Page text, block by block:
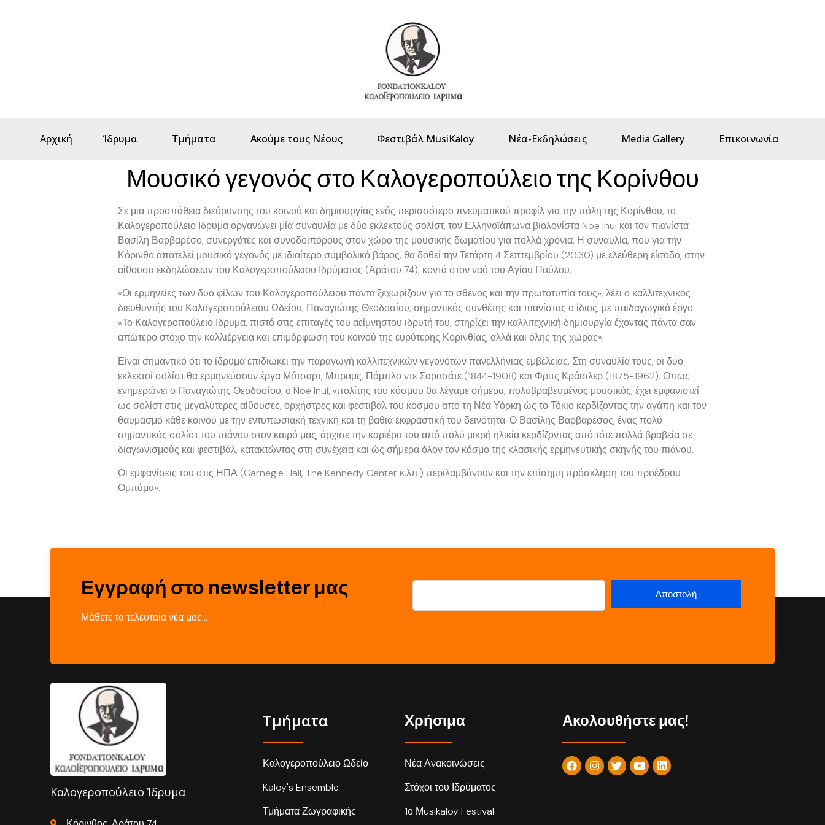
Αρχική Ίδρυμα Τμήματα Ακούμε τους Νέους Φεστιβάλ MusiKaloy Νέα-Εκδηλώσεις Media Gallery Επικοινωνία
Μουσικό γεγονός στο Καλογεροπούλειο της Κορίνθου
Σε μια προσπάθεια διεύρυνσης του κοινού και δημιουργίας ενός περισσότερο πνευματικού προφίλ για την πόλη της Κορίνθου, το
Καλογεροπούλειο Ιδρυμα οργανώνει μία συναυλία με δύο εκλεκτούς σολίστ, τον Ελληνοϊάπωνα βιολονίστα Noe Inui και τον πιανίστα
Βασίλη Βαρβαρέσο, συνεργάτες και συνοδοιπόρους στον χώρο της μουσικής δωματίου για πολλά χρόνια. Η συναυλία, που για την
Κόρινθο αποτελεί μουσικό γεγονός με ιδιαίτερο συμβολικό βάρος, θα δοθεί την Τετάρτη 4 Σεπτεμβρίου (20.30) με ελεύθερη είσοδο, στην
αίθουσα εκδηλώσεων του Καλογεροπούλειου Ιδρύματος (Αράτου 74), κοντά στον ναό του Αγίου Παύλου.
«Οι ερμηνείες των δύο φίλων του Καλογεροπούλειου πάντα ξεχωρίζουν για το σθένος και την πρωτοτυπία τους», λέει ο καλλιτεχνικός
διευθυντής του Καλογεροπούλειου Ωδείου, Παναγιώτης Θεοδοσίου, σημαντικός συνθέτης και πιανίστας ο ίδιος, με παιδαγωγικό έργο.
«Το Καλογεροπούλειο Ιδρυμα, πιστό στις επιταγές του αείμνηστου ιδρυτή του, στηρίζει την καλλιτεχνική δημιουργία έχοντας πάντα σαν
απώτερο στόχο την καλλιέργεια και επιμόρφωση του κοινού της ευρύτερης Κορινθίας, αλλά και όλης της χώρας».
Είναι σημαντικό ότι το ίδρυμα επιδιώκει την παραγωγή καλλιτεχνικών γεγονότων πανελλήνιας εμβέλειας. Στη συναυλία τους, οι δύο
εκλεκτοί σολίστ θα ερμηνεύσουν έργα Μότσαρτ, Μπραμς, Πάμπλο ντε Σαρασάτε (1844-1908) και Φριτς Κράισλερ (1875-1962). Οπως
ενημερώνει ο Παναγιώτης Θεοδοσίου, ο Noe Inui, «πολίτης του κόσμου θα λέγαμε σήμερα, πολυβραβευμένος μουσικός, έχει εμφανιστεί
ως σολίστ στις μεγαλύτερες αίθουσες, ορχήστρες και φεστιβάλ του κόσμου από τη Νέα Υόρκη ώς το Τόκιο κερδίζοντας την αγάπη και τον
θαυμασμό κάθε κοινού με την εντυπωσιακή τεχνική και τη βαθιά εκφραστική του δεινότητα. Ο Βασίλης Βαρβαρέσος, ένας πολύ
σημαντικός σολίστ του πιάνου στον καιρό μας, άρχισε την καριέρα του από πολύ μικρή ηλικία κερδίζοντας από τότε πολλά βραβεία σε
διαγωνισμούς και φεστιβάλ, κατακτώντας στη συνέχεια και ώς σήμερα όλον τον κόσμο της κλασικής ερμηνευτικής σκηνής του πιάνου.
Οι εμφανίσεις του στις ΗΠΑ (Carnegie Hall, The Kennedy Center κ.λπ.) περιλαμβάνουν και την επίσημη πρόσκληση του προέδρου
Ομπάμα».
Εγγραφή στο newsletter μας
Μάθετε τα τελευταία νέα μας…
Καλογεροπούλειο Ίδρυμα
Τμήματα
Καλογεροπούλειο Ωδείο
Kaloy's Ensemble
Τμήματα Ζωγραφικής
Χρήσιμα
Νέα Ανακοινώσεις
Στόχοι του Ιδρύματος
1ο Μusikaloy Festival
Ακολουθήστε μας!